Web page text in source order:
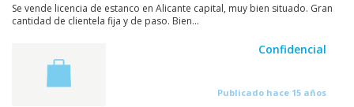
Se vende licencia de estanco en Alicante capital, muy bien situado. Gran
cantidad de clientela fija y de paso. Bien...
Confidencial
Publicado hace 15 años